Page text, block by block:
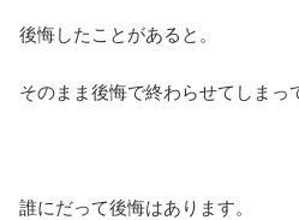
後悔したことがあると。
そのまま後悔で終わらせてしまっ
誰にだって後悔はあります。